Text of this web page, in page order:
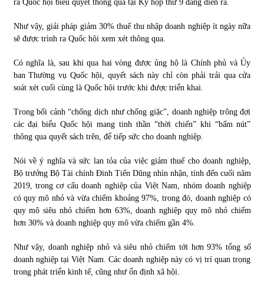
ra Quốc hội biểu quyết thông qua tại Kỳ họp thứ 9 đang diễn ra.
Như vậy, giải pháp giảm 30% thuế thu nhập doanh nghiệp ít ngày nữa
sẽ được trình ra Quốc hội xem xét thông qua.
Có nghĩa là, sau khi qua hai vòng được ủng hộ là Chính phủ và Ủy
ban Thường vụ Quốc hội, quyết sách này chỉ còn phải trải qua cửa
soát xét cuối cùng là Quốc hội trước khi được triển khai.
Trong bối cảnh “chống dịch như chống giặc”, doanh nghiệp trông đợi
các đại biểu Quốc hội mang tinh thần “thời chiến” khi “bấm nút”
thông qua quyết sách trên, để tiếp sức cho doanh nghiệp.
Nói về ý nghĩa và sức lan tỏa của việc giảm thuế cho doanh nghiệp,
Bộ trưởng Bộ Tài chính Đinh Tiến Dũng nhìn nhận, tính đến cuối năm
2019, trong cơ cấu doanh nghiệp của Việt Nam, nhóm doanh nghiệp
có quy mô nhỏ và vừa chiếm khoảng 97%, trong đó, doanh nghiệp có
quy mô siêu nhỏ chiếm hơn 63%, doanh nghiệp quy mô nhỏ chiếm
hơn 30% và doanh nghiệp quy mô vừa chiếm gần 4%.
Như vậy, doanh nghiệp nhỏ và siêu nhỏ chiếm tới hơn 93% tổng số
doanh nghiệp tại Việt Nam. Các doanh nghiệp này có vị trí quan trọng
trong phát triển kinh tế, cũng như ổn định xã hội.